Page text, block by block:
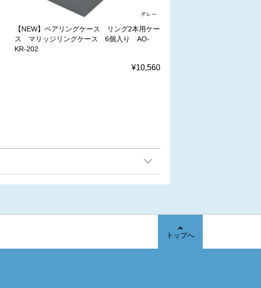
【NEW】ペアリングケース リング2本用ケー
ス マリッジリングケース 6個入り AO-
KR-202
¥10,560
トップへ